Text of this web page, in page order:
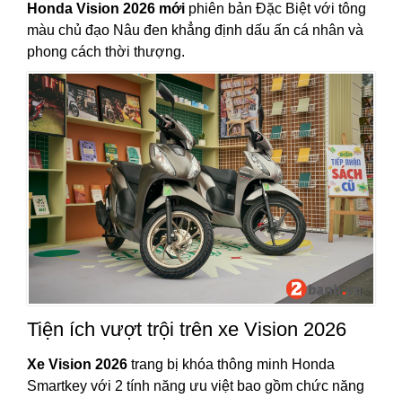
Honda Vision 2026 mới phiên bản Đặc Biệt với tông
màu chủ đạo Nâu đen khẳng định dấu ấn cá nhân và
phong cách thời thượng.
Tiện ích vượt trội trên xe Vision 2026
Xe Vision 2026 trang bị khóa thông minh Honda
Smartkey với 2 tính năng ưu việt bao gồm chức năng